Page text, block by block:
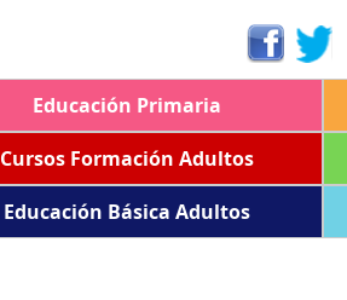
Educación Primaria
Cursos Formación Adultos
Educación Básica Adultos